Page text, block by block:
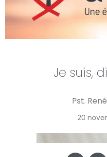
Je suis,
Pst.
20